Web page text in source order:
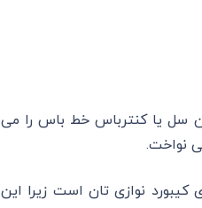
سل یا کنترباس خط باس را می
نواخت.
نوازی تان است زیرا این